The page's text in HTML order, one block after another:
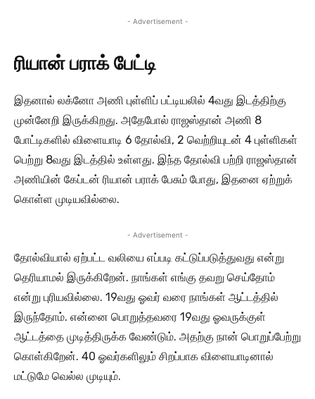
- Advertisement -
ரியான் பராக் பேட்டி
இதனால் லக்னோ அணி புள்ளிப் பட்டியலில் 4வது இடத்திற்கு
முன்னேறி இருக்கிறது. அதேபோல் ராஜஸ்தான் அணி 8
போட்டிகளில் விளையாடி 6 தோல்வி, 2 வெற்றியுடன் 4 புள்ளிகள்
பெற்று 8வது இடத்தில் உள்ளது. இந்த தோல்வி பற்றி ராஜஸ்தான்
அணியின் கேப்டன் ரியான் பராக் பேசும் போது, இதனை ஏற்றுக்
கொள்ள முடியவில்லை.
- Advertisement -
தோல்வியால் ஏற்பட்ட வலியை எப்படி கட்டுப்படுத்துவது என்று
தெரியாமல் இருக்கிறேன். நாங்கள் எங்கு தவறு செய்தோம்
என்று புரியவில்லை. 19வது ஓவர் வரை நாங்கள் ஆட்டத்தில்
இருந்தோம். என்னை பொறுத்தவரை 19வது ஓவருக்குள்
ஆட்டத்தை முடித்திருக்க வேண்டும். அதற்கு நான் பொறுப்பேற்று
கொள்கிறேன். 40 ஓவர்களிலும் சிறப்பாக விளையாடினால்
மட்டுமே வெல்ல முடியும்.